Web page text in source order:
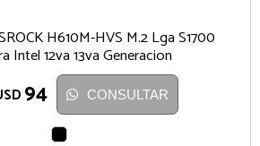
H610M-HVS M.2 Lga S1700
Intel 12va 13va Generacion
94 CONSULTAR